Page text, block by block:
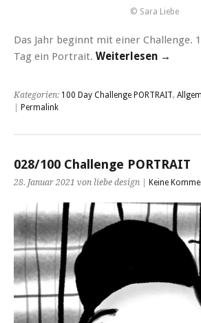
© Sara Liebe
Das Jahr beginnt mit einer Challenge.
Tag ein Portrait. Weiterlesen →
Kategorien: 100 Day Challenge PORTRAIT,
Permalink
028/100 Challenge PORTRAIT
28. Januar 2021 von liebe design | Keine